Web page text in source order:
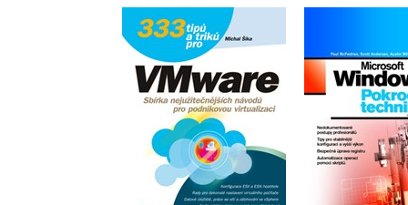
333 tipů a triků pro
VMware
Michal Šika
Do košíku
Microsoft
Paul
,
Scott
,
Austin
Geoff